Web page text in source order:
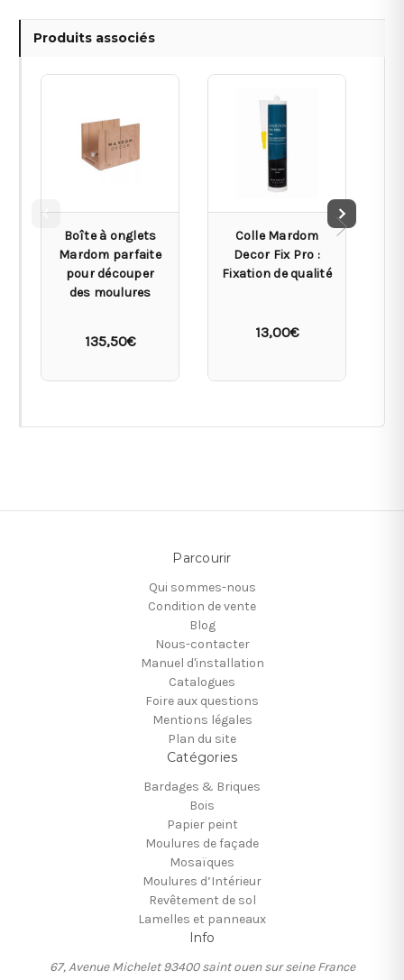
Produits associés
Boîte à onglets
Mardom parfaite
pour découper
des moulures
135,50€
Colle Mardom
Decor Fix Pro :
Fixation de qualité
13,00€
Parcourir
Qui sommes-nous
Condition de vente
Blog
Nous-contacter
Manuel d'installation
Catalogues
Foire aux questions
Mentions légales
Plan du site
Catégories
Bardages & Briques
Bois
Papier peint
Moulures de façade
Mosaïques
Moulures d’Intérieur
Revêtement de sol
Lamelles et panneaux
Info
67, Avenue Michelet 93400 saint ouen sur seine France